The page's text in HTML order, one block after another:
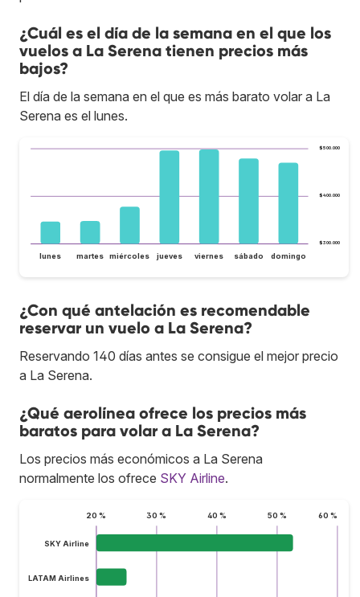
¿Cuál es el día de la semana en el que los
vuelos a La Serena tienen precios más
bajos?
El día de la semana en el que es más barato volar a La
Serena es el lunes.
$300.000
$400.000
$500.000
lunes martes miércoles jueves viernes sábado domingo
¿Con qué antelación es recomendable
reservar un vuelo a La Serena?
Reservando 140 días antes se consigue el mejor precio
a La Serena.
¿Qué aerolínea ofrece los precios más
baratos para volar a La Serena?
Los precios más económicos a La Serena
normalmente los ofrece SKY Airline.
20 % 30 % 40 % 50 % 60 %
SKY Airline
LATAM Airlines